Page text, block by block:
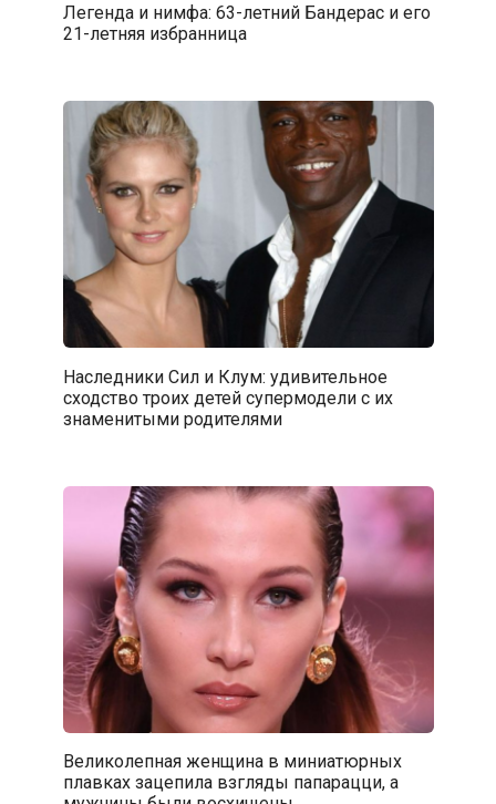
Легенда и нимфа: 63-летний Бандерас и его
21-летняя избранница
Наследники Сил и Клум: удивительное
сходство троих детей супермодели с их
знаменитыми родителями
Великолепная женщина в миниатюрных
плавках зацепила взгляды папарацци, а